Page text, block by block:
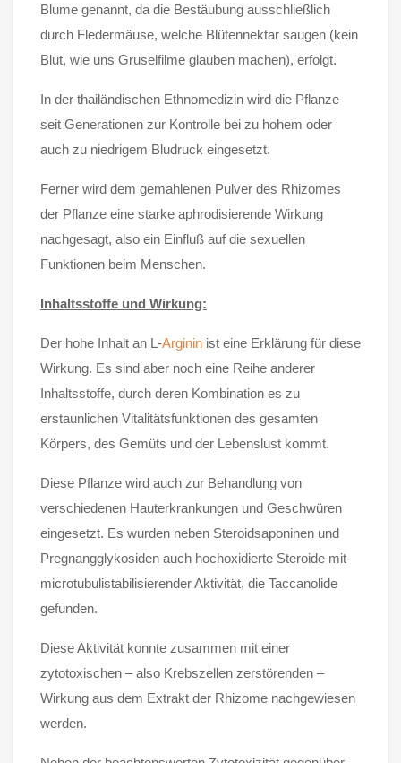
Blume genannt, da die Bestäubung ausschließlich
durch Fledermäuse, welche Blütennektar saugen (kein
Blut, wie uns Gruselfilme glauben machen), erfolgt.
In der thailändischen Ethnomedizin wird die Pflanze
seit Generationen zur Kontrolle bei zu hohem oder
auch zu niedrigem Bludruck eingesetzt.
Ferner wird dem gemahlenen Pulver des Rhizomes
der Pflanze eine starke aphrodisierende Wirkung
nachgesagt, also ein Einfluß auf die sexuellen
Funktionen beim Menschen.
Inhaltsstoffe und Wirkung:
Der hohe Inhalt an L-Arginin ist eine Erklärung für diese
Wirkung. Es sind aber noch eine Reihe anderer
Inhaltsstoffe, durch deren Kombination es zu
erstaunlichen Vitalitätsfunktionen des gesamten
Körpers, des Gemüts und der Lebenslust kommt.
Diese Pflanze wird auch zur Behandlung von
verschiedenen Hauterkrankungen und Geschwüren
eingesetzt. Es wurden neben Steroidsaponinen und
Pregnangglykosiden auch hochoxidierte Steroide mit
microtubulistabilisierender Aktivität, die Taccanolide
gefunden.
Diese Aktivität konnte zusammen mit einer
zytotoxischen – also Krebszellen zerstörenden –
Wirkung aus dem Extrakt der Rhizome nachgewiesen
werden.